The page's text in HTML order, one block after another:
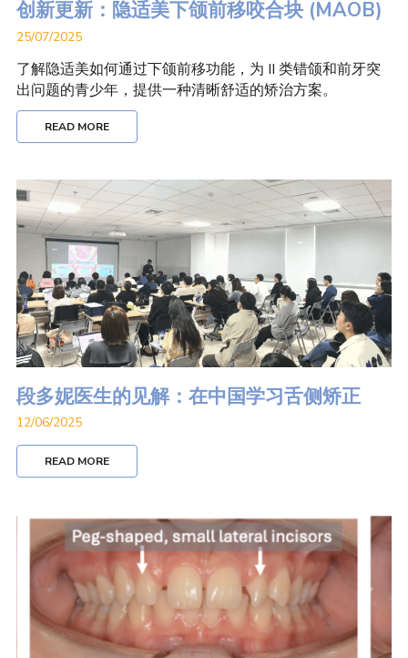
创新更新：隐适美下颌前移咬合块 (MAOB)
25/07/2025
了解隐适美如何通过下颌前移功能，为 II 类错颌和前牙突
出问题的青少年，提供一种清晰舒适的矫治方案。
READ MORE
段多妮医生的见解：在中国学习舌侧矫正
12/06/2025
READ MORE